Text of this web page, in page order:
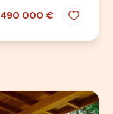
490 000 €